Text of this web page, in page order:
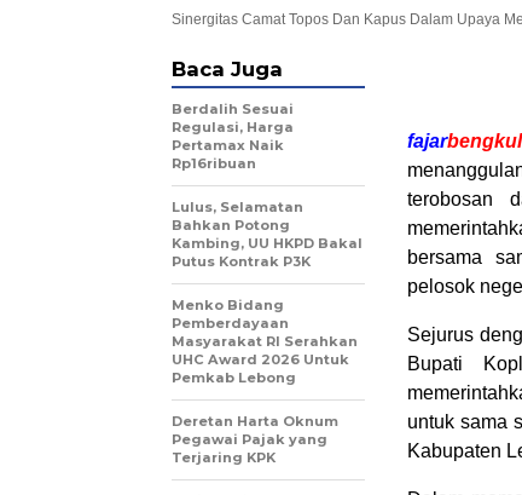
Sinergitas Camat Topos Dan Kapus Dalam Upaya
fajar
terobosan
bersama
pelosok
Sejurus
Bupati
untuk sama
Kabupaten
Baca Juga
Berdalih Sesuai
Regulasi, Harga
Pertamax Naik
Rp16ribuan
Lulus, Selamatan
Bahkan Potong
Kambing, UU HKPD Bakal
Putus Kontrak P3K
Menko Bidang
Pemberdayaan
Masyarakat RI Serahkan
UHC Award 2026 Untuk
Pemkab Lebong
Deretan Harta Oknum
Pegawai Pajak yang
Terjaring KPK